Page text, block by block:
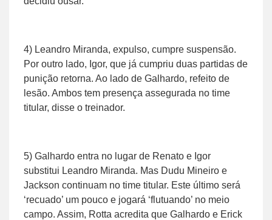
4) Leandro Miranda, expulso, cumpre suspensão.
Por outro lado, Igor, que já cumpriu duas partidas de
punição retorna. Ao lado de Galhardo, refeito de
lesão. Ambos tem presença assegurada no time
titular, disse o treinador.
5) Galhardo entra no lugar de Renato e Igor
substitui Leandro Miranda. Mas Dudu Mineiro e
Jackson continuam no time titular. Este último será
‘recuado’ um pouco e jogará ‘flutuando’ no meio
campo. Assim, Rotta acredita que Galhardo e Erick